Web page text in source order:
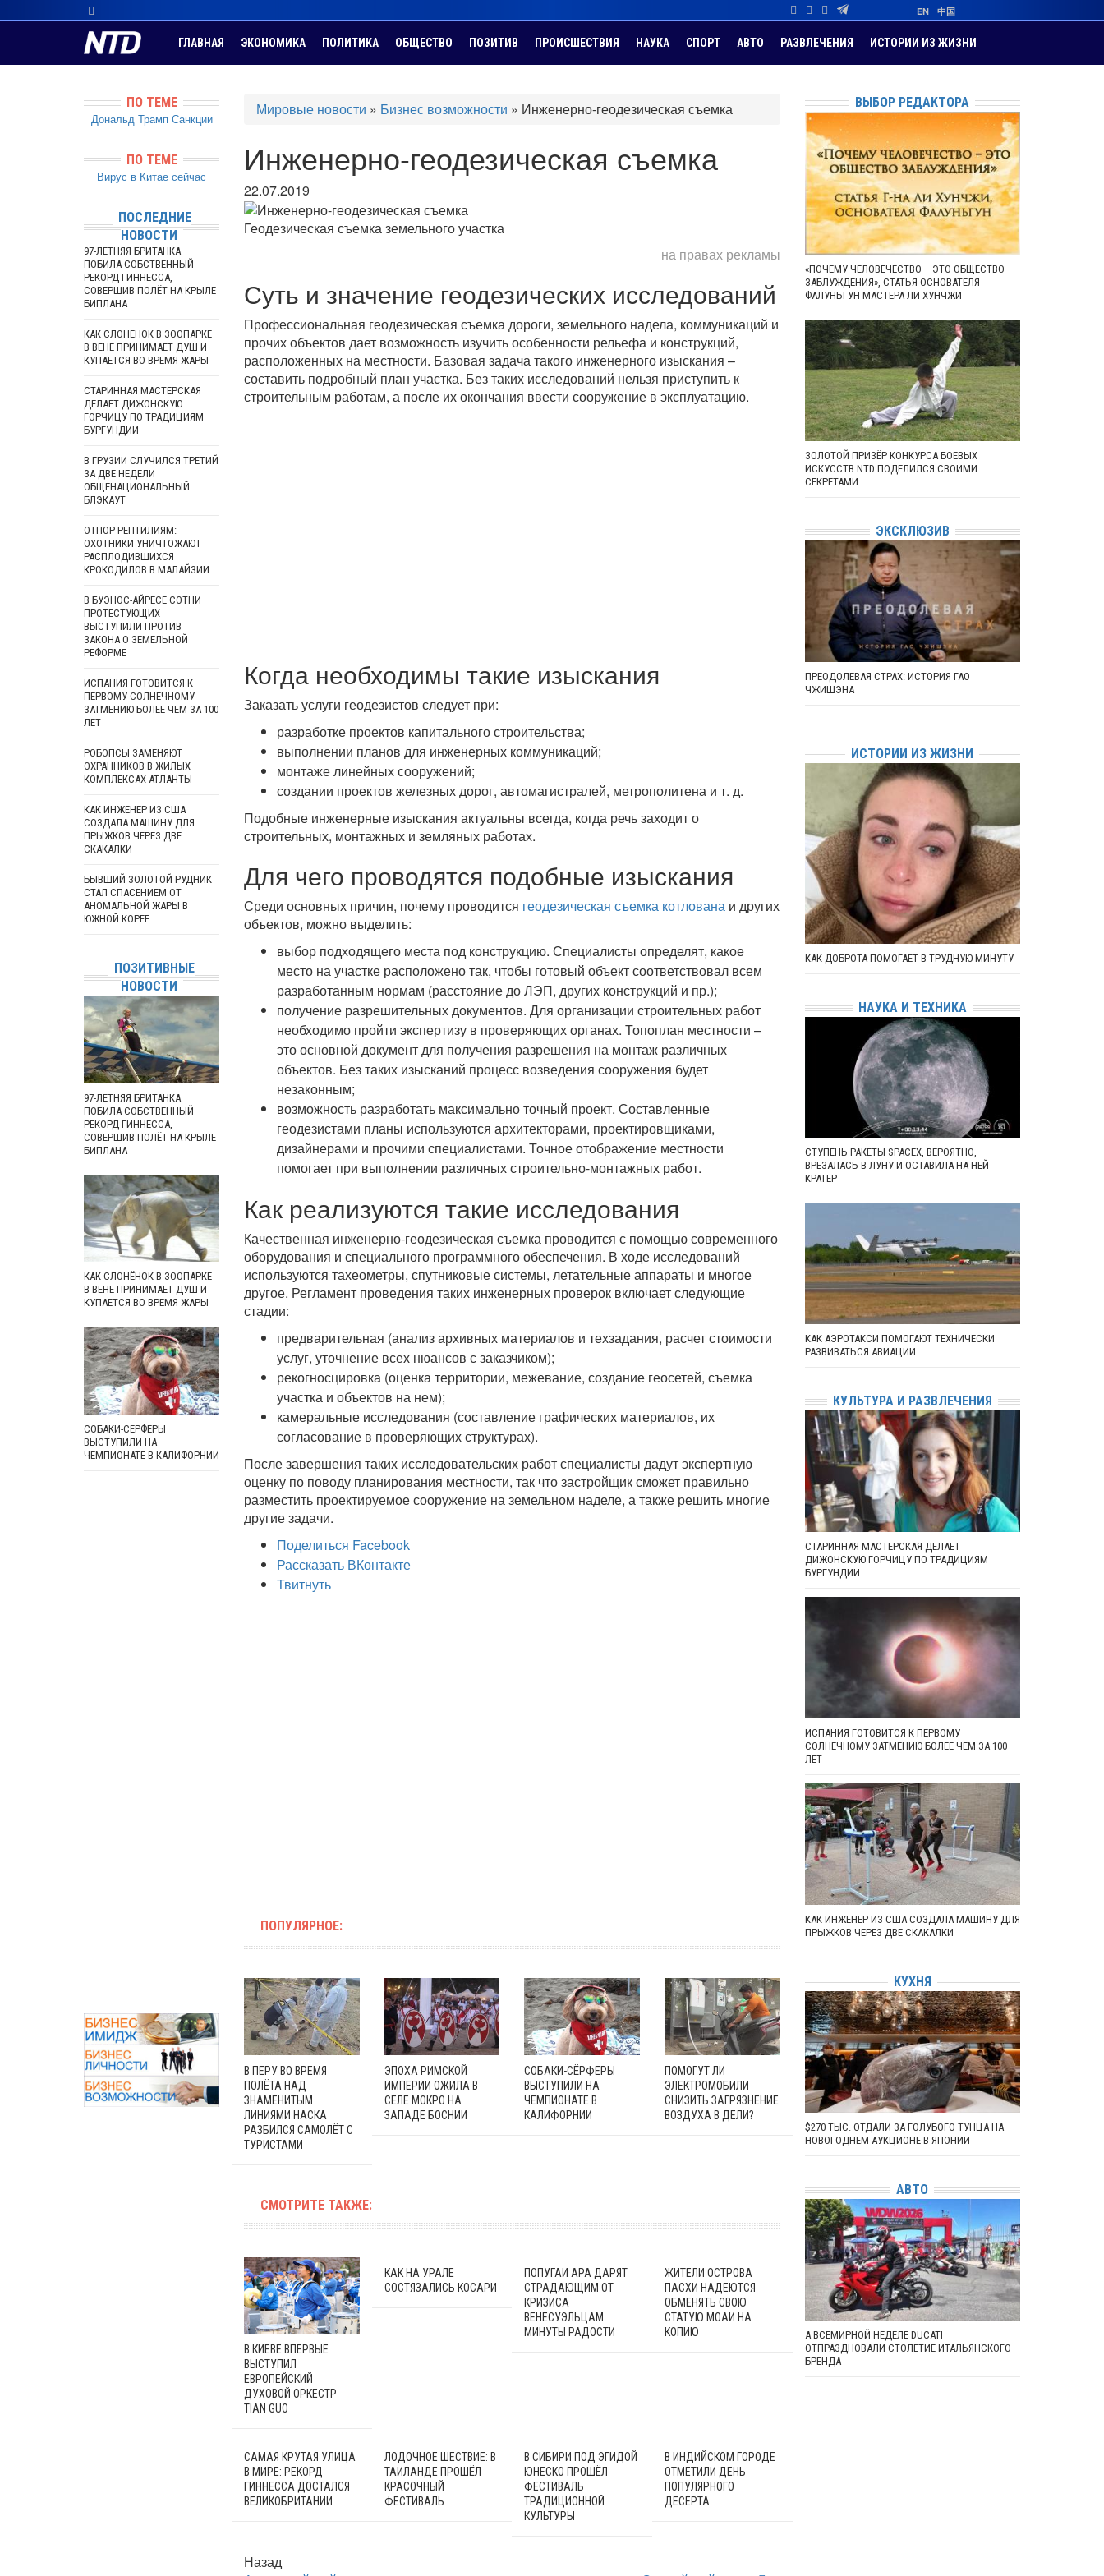
EN 中国
ГЛАВНАЯ ЭКОНОМИКА ПОЛИТИКА ОБЩЕСТВО ПОЗИТИВ ПРОИСШЕСТВИЯ НАУКА СПОРТ АВТО РАЗВЛЕЧЕНИЯ ИСТОРИИ ИЗ ЖИЗНИ
Мировые новости » Бизнес возможности » Инженерно-геодезическая съемка
Инженерно-геодезическая съемка
22.07.2019
Геодезическая съемка земельного участка
на правах рекламы
Суть и значение геодезических исследований
Профессиональная геодезическая съемка дороги, земельного надела, коммуникаций и
прочих объектов дает возможность изучить особенности рельефа и конструкций,
расположенных на местности. Базовая задача такого инженерного изыскания –
составить подробный план участка. Без таких исследований нельзя приступить к
строительным работам, а после их окончания ввести сооружение в эксплуатацию.
Когда необходимы такие изыскания
Заказать услуги геодезистов следует при:
разработке проектов капитального строительства;
выполнении планов для инженерных коммуникаций;
монтаже линейных сооружений;
создании проектов железных дорог, автомагистралей, метрополитена и т. д.
Подобные инженерные изыскания актуальны всегда, когда речь заходит о
строительных, монтажных и земляных работах.
Для чего проводятся подобные изыскания
Среди основных причин, почему проводится геодезическая съемка котлована и других
объектов, можно выделить:
выбор подходящего места под конструкцию. Специалисты определят, какое
место на участке расположено так, чтобы готовый объект соответствовал всем
разработанным нормам (расстояние до ЛЭП, других конструкций и пр.);
получение разрешительных документов. Для организации строительных работ
необходимо пройти экспертизу в проверяющих органах. Топоплан местности –
это основной документ для получения разрешения на монтаж различных
объектов. Без таких изысканий процесс возведения сооружения будет
незаконным;
возможность разработать максимально точный проект. Составленные
геодезистами планы используются архитекторами, проектировщиками,
дизайнерами и прочими специалистами. Точное отображение местности
помогает при выполнении различных строительно-монтажных работ.
Как реализуются такие исследования
Качественная инженерно-геодезическая съемка проводится с помощью современного
оборудования и специального программного обеспечения. В ходе исследований
используются тахеометры, спутниковые системы, летательные аппараты и многое
другое. Регламент проведения таких инженерных проверок включает следующие
стадии:
предварительная (анализ архивных материалов и техзадания, расчет стоимости
услуг, уточнение всех нюансов с заказчиком);
рекогносцировка (оценка территории, межевание, создание геосетей, съемка
участка и объектов на нем);
камеральные исследования (составление графических материалов, их
согласование в проверяющих структурах).
После завершения таких исследовательских работ специалисты дадут экспертную
оценку по поводу планирования местности, так что застройщик сможет правильно
разместить проектируемое сооружение на земельном наделе, а также решить многие
другие задачи.
Поделиться Facebook
Рассказать ВКонтакте
Твитнуть
ПОПУЛЯРНОЕ:
В ПЕРУ ВО ВРЕМЯ
ПОЛЁТА НАД
ЗНАМЕНИТЫМ
ЛИНИЯМИ НАСКА
РАЗБИЛСЯ САМОЛЁТ С
ТУРИСТАМИ
ЭПОХА РИМСКОЙ
ИМПЕРИИ ОЖИЛА В
СЕЛЕ МОКРО НА
ЗАПАДЕ БОСНИИ
СОБАКИ-СЁРФЕРЫ
ВЫСТУПИЛИ НА
ЧЕМПИОНАТЕ В
КАЛИФОРНИИ
ПОМОГУТ ЛИ
ЭЛЕКТРОМОБИЛИ
СНИЗИТЬ ЗАГРЯЗНЕНИЕ
ВОЗДУХА В ДЕЛИ?
СМОТРИТЕ ТАКЖЕ:
В КИЕВЕ ВПЕРВЫЕ
ВЫСТУПИЛ
ЕВРОПЕЙСКИЙ
ДУХОВОЙ ОРКЕСТР
TIAN GUO
КАК НА УРАЛЕ
СОСТЯЗАЛИСЬ КОСАРИ
ПОПУГАИ АРА ДАРЯТ
СТРАДАЮЩИМ ОТ
КРИЗИСА
ВЕНЕСУЭЛЬЦАМ
МИНУТЫ РАДОСТИ
ЖИТЕЛИ ОСТРОВА
ПАСХИ НАДЕЮТСЯ
ОБМЕНЯТЬ СВОЮ
СТАТУЮ МОАИ НА
КОПИЮ
САМАЯ КРУТАЯ УЛИЦА
В МИРЕ: РЕКОРД
ГИННЕССА ДОСТАЛСЯ
ВЕЛИКОБРИТАНИИ
ЛОДОЧНОЕ ШЕСТВИЕ: В
ТАИЛАНДЕ ПРОШЁЛ
КРАСОЧНЫЙ
ФЕСТИВАЛЬ
В СИБИРИ ПОД ЭГИДОЙ
ЮНЕСКО ПРОШЁЛ
ФЕСТИВАЛЬ
ТРАДИЦИОННОЙ
КУЛЬТУРЫ
В ИНДИЙСКОМ ГОРОДЕ
ОТМЕТИЛИ ДЕНЬ
ПОПУЛЯРНОГО
ДЕСЕРТА
Назад
ПО ТЕМЕ
Дональд Трамп Санкции
ПО ТЕМЕ
Вирус в Китае сейчас
ПОСЛЕДНИЕ
НОВОСТИ
97-ЛЕТНЯЯ БРИТАНКА
ПОБИЛА СОБСТВЕННЫЙ
РЕКОРД ГИННЕССА,
СОВЕРШИВ ПОЛЁТ НА КРЫЛЕ
БИПЛАНА
КАК СЛОНЁНОК В ЗООПАРКЕ
В ВЕНЕ ПРИНИМАЕТ ДУШ И
КУПАЕТСЯ ВО ВРЕМЯ ЖАРЫ
СТАРИННАЯ МАСТЕРСКАЯ
ДЕЛАЕТ ДИЖОНСКУЮ
ГОРЧИЦУ ПО ТРАДИЦИЯМ
БУРГУНДИИ
В ГРУЗИИ СЛУЧИЛСЯ ТРЕТИЙ
ЗА ДВЕ НЕДЕЛИ
ОБЩЕНАЦИОНАЛЬНЫЙ
БЛЭКАУТ
ОТПОР РЕПТИЛИЯМ:
ОХОТНИКИ УНИЧТОЖАЮТ
РАСПЛОДИВШИХСЯ
КРОКОДИЛОВ В МАЛАЙЗИИ
В БУЭНОС-АЙРЕСЕ СОТНИ
ПРОТЕСТУЮЩИХ
ВЫСТУПИЛИ ПРОТИВ
ЗАКОНА О ЗЕМЕЛЬНОЙ
РЕФОРМЕ
ИСПАНИЯ ГОТОВИТСЯ К
ПЕРВОМУ СОЛНЕЧНОМУ
ЗАТМЕНИЮ БОЛЕЕ ЧЕМ ЗА 100
ЛЕТ
РОБОПСЫ ЗАМЕНЯЮТ
ОХРАННИКОВ В ЖИЛЫХ
КОМПЛЕКСАХ АТЛАНТЫ
КАК ИНЖЕНЕР ИЗ США
СОЗДАЛА МАШИНУ ДЛЯ
ПРЫЖКОВ ЧЕРЕЗ ДВЕ
СКАКАЛКИ
БЫВШИЙ ЗОЛОТОЙ РУДНИК
СТАЛ СПАСЕНИЕМ ОТ
АНОМАЛЬНОЙ ЖАРЫ В
ЮЖНОЙ КОРЕЕ
ПОЗИТИВНЫЕ
НОВОСТИ
97-ЛЕТНЯЯ БРИТАНКА
ПОБИЛА СОБСТВЕННЫЙ
РЕКОРД ГИННЕССА,
СОВЕРШИВ ПОЛЁТ НА КРЫЛЕ
БИПЛАНА
КАК СЛОНЁНОК В ЗООПАРКЕ
В ВЕНЕ ПРИНИМАЕТ ДУШ И
КУПАЕТСЯ ВО ВРЕМЯ ЖАРЫ
СОБАКИ-СЁРФЕРЫ
ВЫСТУПИЛИ НА
ЧЕМПИОНАТЕ В КАЛИФОРНИИ
ВЫБОР РЕДАКТОРА
«ПОЧЕМУ ЧЕЛОВЕЧЕСТВО – ЭТО ОБЩЕСТВО
ЗАБЛУЖДЕНИЯ», СТАТЬЯ ОСНОВАТЕЛЯ
ФАЛУНЬГУН МАСТЕРА ЛИ ХУНЧЖИ
ЗОЛОТОЙ ПРИЗЁР КОНКУРСА БОЕВЫХ
ИСКУССТВ NTD ПОДЕЛИЛСЯ СВОИМИ
СЕКРЕТАМИ
ЭКСКЛЮЗИВ
ПРЕОДОЛЕВАЯ СТРАХ: ИСТОРИЯ ГАО
ЧЖИШЭНА
ИСТОРИИ ИЗ ЖИЗНИ
КАК ДОБРОТА ПОМОГАЕТ В ТРУДНУЮ МИНУТУ
НАУКА И ТЕХНИКА
СТУПЕНЬ РАКЕТЫ SPACEX, ВЕРОЯТНО,
ВРЕЗАЛАСЬ В ЛУНУ И ОСТАВИЛА НА НЕЙ
КРАТЕР
КАК АЭРОТАКСИ ПОМОГАЮТ ТЕХНИЧЕСКИ
РАЗВИВАТЬСЯ АВИАЦИИ
КУЛЬТУРА И РАЗВЛЕЧЕНИЯ
СТАРИННАЯ МАСТЕРСКАЯ ДЕЛАЕТ
ДИЖОНСКУЮ ГОРЧИЦУ ПО ТРАДИЦИЯМ
БУРГУНДИИ
ИСПАНИЯ ГОТОВИТСЯ К ПЕРВОМУ
СОЛНЕЧНОМУ ЗАТМЕНИЮ БОЛЕЕ ЧЕМ ЗА 100
ЛЕТ
КАК ИНЖЕНЕР ИЗ США СОЗДАЛА МАШИНУ ДЛЯ
ПРЫЖКОВ ЧЕРЕЗ ДВЕ СКАКАЛКИ
КУХНЯ
$270 ТЫС. ОТДАЛИ ЗА ГОЛУБОГО ТУНЦА НА
НОВОГОДНЕМ АУКЦИОНЕ В ЯПОНИИ
АВТО
А ВСЕМИРНОЙ НЕДЕЛЕ DUCATI
ОТПРАЗДНОВАЛИ СТОЛЕТИЕ ИТАЛЬЯНСКОГО
БРЕНДА